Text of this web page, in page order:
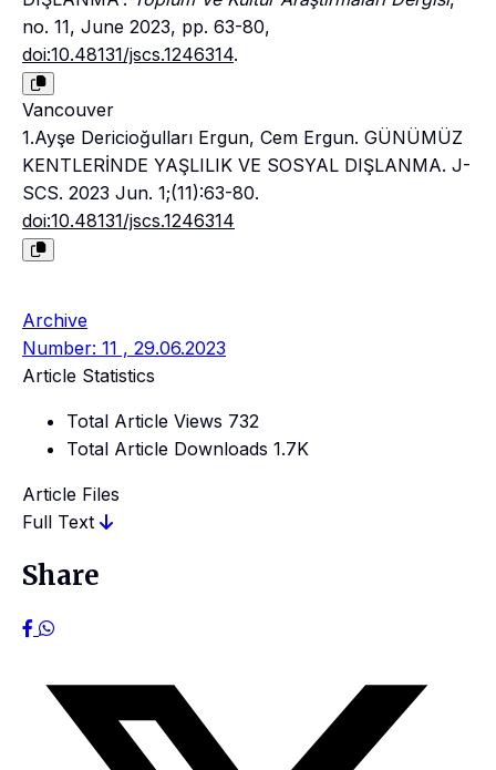
no. 11, June 2023, pp. 63-80,
doi:10.48131/jscs.1246314.
Vancouver
1.Ayşe Dericioğulları Ergun, Cem Ergun. GÜNÜMÜZ
KENTLERİNDE YAŞLILIK VE SOSYAL DIŞLANMA. J-
SCS. 2023 Jun. 1;(11):63-80.
doi:10.48131/jscs.1246314
Archive
Number: 11 , 29.06.2023
Article Statistics
Total Article Views 732
Total Article Downloads 1.7K
Article Files
Full Text
Share